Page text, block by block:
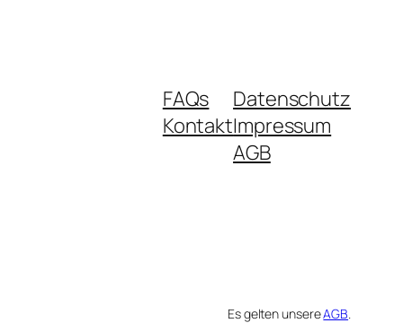
FAQs
Kontakt
Datenschutz
Impressum
AGB
Es gelten unsereAGB